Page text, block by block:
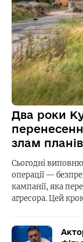
Два роки
злам
Сьогодні
операції —
кампанії, яка
агресора. Цей